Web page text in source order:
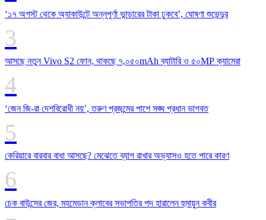
‘১৭ অগস্ট থেকে অ্যাকাউন্টে অন্নপূর্ণা ভান্ডারের টাকা ঢুকবে’, ঘোষণা শুভেন্দুর
আসছে নতুন Vivo S2 ফোন, থাকছে ৭,০৫০mAh ব্যাটারি ও ৫০MP ক্যামেরা
‘জেন জি-রা দেশবিরোধী নয়’, তরুণ প্রজন্মের পাশে সঙ্ঘ প্রধান ভাগবত
কেরিয়ারে বারবার বাধা আসছে? মেঝেতে ব্যাগ রাখার অভ্যাসও হতে পারে কারণ
চেক বাউন্সের জের, মহমেডান ক্লাবের সভাপতির পদ হারালেন হুমায়ুন কবীর